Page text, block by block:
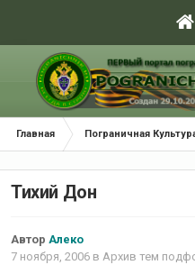
Главная Пограничная
Тихий Дон
Автор Алеко
7 ноября, 2006 в Архив тем